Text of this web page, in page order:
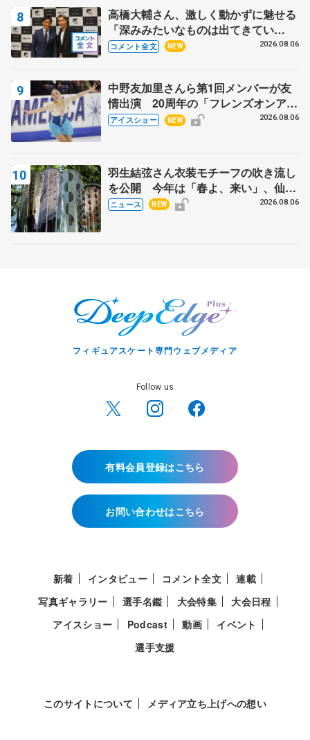
高橋大輔さん、激しく動かずに魅せる
「深みみたいなものは出てきてい
る？」 〝兄さん〟と慕うレジェンド
コメント全文 NEW 2026.08.06
中野友加里さんら第1回メンバーが友
情出演 20周年の「フレンズオンアイ
ス」 宮本賢二さん、有川梨絵さん、
アイスショー NEW 2026.08.06
羽生結弦さん衣装モチーフの吹き流し
を公開 今年は「春よ、来い」、仙台
の瑞鳳殿
ニュース NEW 2026.08.06
フィギュアスケート専門ウェブメディア
Follow us
有料会員登録はこちら
お問い合わせはこちら
新着 インタビュー コメント全文
連載
写真ギャラリー
選手名鑑 大会特集
大会日程
アイスショー
Podcast 動画
イベント
選手支援
このサイトについて メディア立ち上げへの想い